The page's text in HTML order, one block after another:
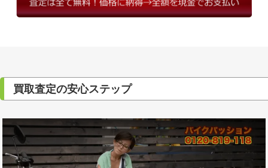
買取査定の安心ステップ